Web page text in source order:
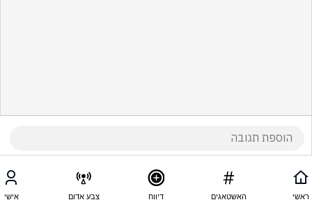
ראשי האשטאגים דיווח צבע אדום אישי